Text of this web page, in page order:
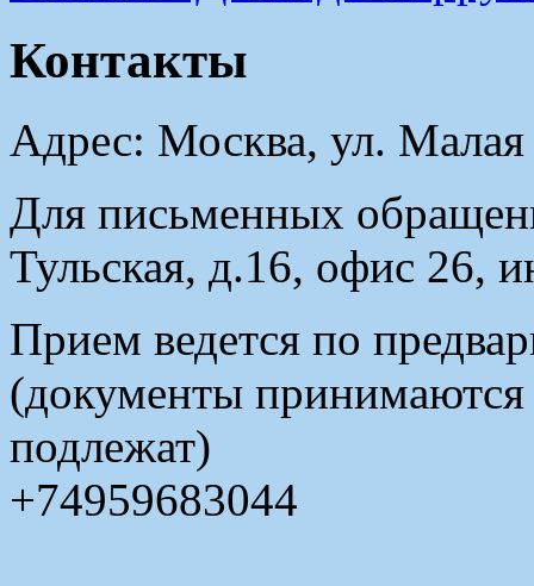
Контакты
Адрес: Москва, ул.
Для письменных
Тульская, д.16, офис 26,
Прием ведется по
(документы принимаются
подлежат)
+74959683044